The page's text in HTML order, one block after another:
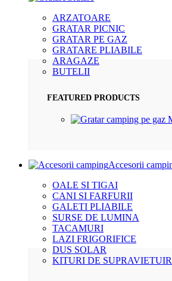
ARZATOARE
GRATAR PICNIC
GRATAR PE GAZ
GRATARE PLIABILE
ARAGAZE
BUTELII
FEATURED PRODUCTS
Accesorii
OALE SI TIGAI
CANI SI FARFURII
GALETI PLIABILE
SURSE DE LUMINA
TACAMURI
LAZI FRIGORIFICE
DUS SOLAR
KITURI DE